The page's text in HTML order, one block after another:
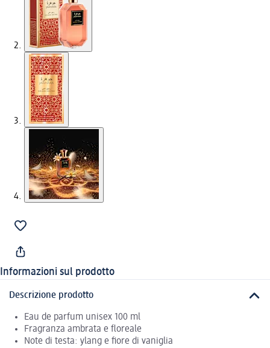
Informazioni sul prodotto
Descrizione prodotto
Eau de parfum unisex 100 ml
Fragranza ambrata e floreale
Note di testa: ylang e fiore di vaniglia